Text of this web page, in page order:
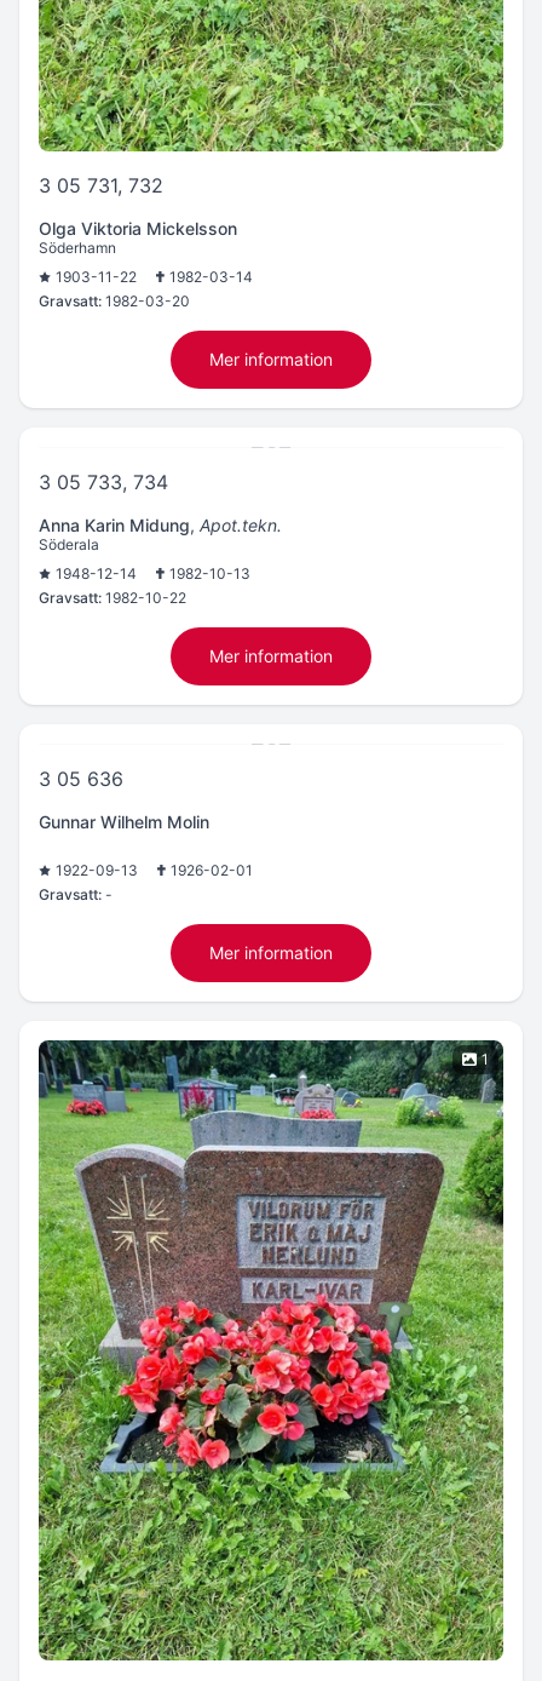
3 05 731, 732
Olga Viktoria Mickelsson
Söderhamn
1903-11-22
1982-03-14
Gravsatt: 1982-03-20
Mer information
3 05 733, 734
Anna Karin Midung, Apot.tekn.
Söderala
1948-12-14
1982-10-13
Gravsatt: 1982-10-22
Mer information
3 05 636
Gunnar Wilhelm Molin
1922-09-13
1926-02-01
Gravsatt: -
Mer information
1